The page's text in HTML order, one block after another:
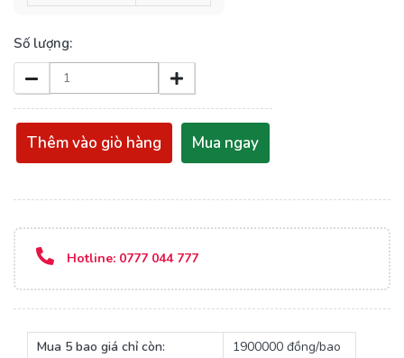
Số lượng:
Thêm vào giò hàng Mua ngay
Hotline: 0777 044 777
Mua 5 bao giá chỉ còn:
1900000 đồng/bao